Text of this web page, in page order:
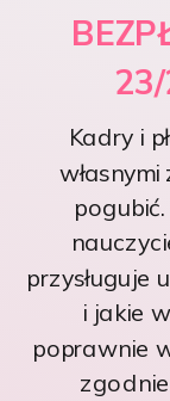
Kadry i
przysługuje
i jakie
poprawnie